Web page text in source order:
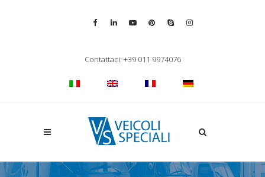
Contattaci: +39 011 9974076
Apri la ricerca